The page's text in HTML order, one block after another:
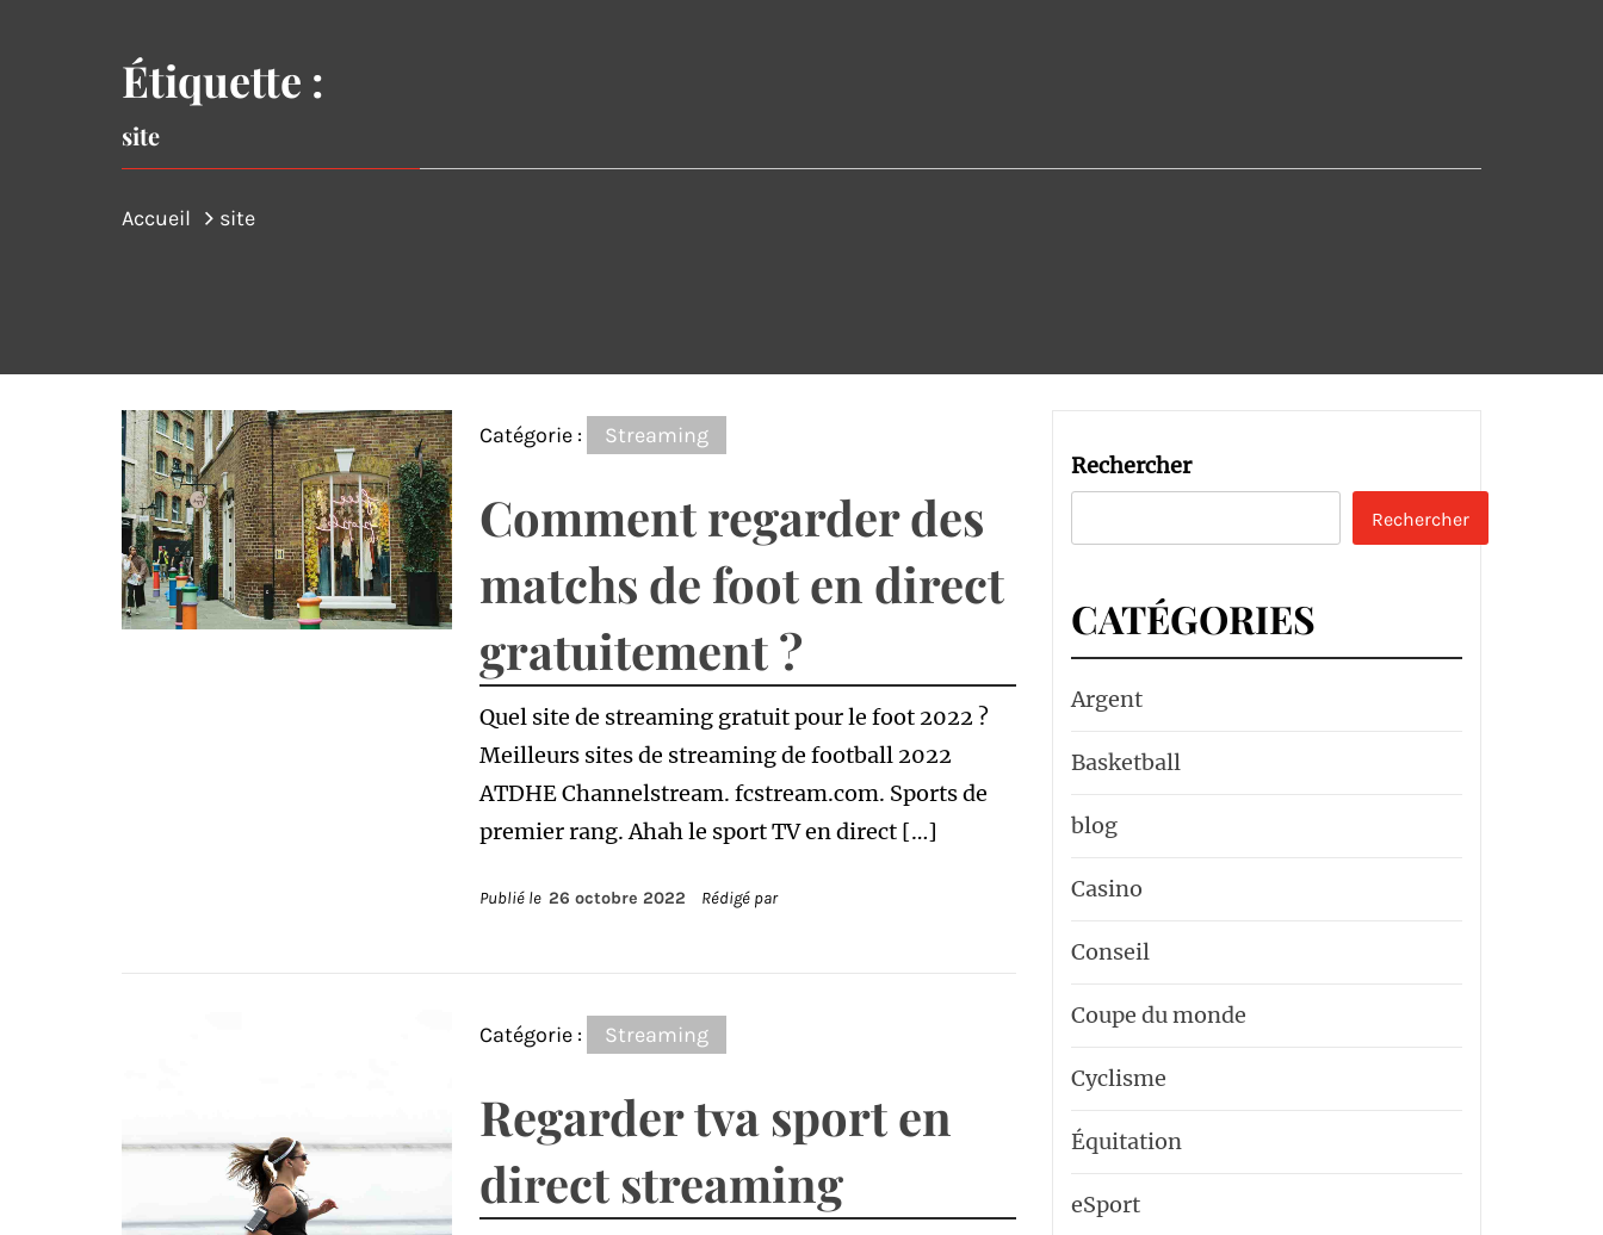
Étiquette :
site
Accueil site
Catégorie : Streaming
Comment regarder des
matchs de foot en direct
gratuitement ?
Quel site de streaming gratuit pour le foot 2022 ?
Meilleurs sites de streaming de football 2022
ATDHE Channelstream. fcstream.com. Sports de
premier rang. Ahah le sport TV en direct […]
Publié le 26 octobre 2022 Rédigé par
Catégorie : Streaming
Regarder tva sport en
direct streaming
Rechercher
Rechercher
CATÉGORIES
Argent
Basketball
blog
Casino
Conseil
Coupe du monde
Cyclisme
Équitation
eSport